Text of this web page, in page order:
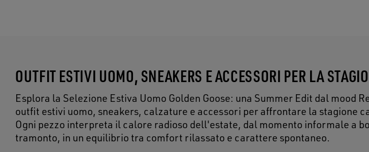
OUTFIT ESTIVI UOMO, SNEAKERS E ACCESSORI PER LA
Esplora la Selezione Estiva Uomo Golden Goose: una Summer Edit dal mood
outfit estivi uomo, sneakers, calzature e accessori per affrontare la stagione
Ogni pezzo interpreta il calore radioso dell'estate, dal momento informale a
tramonto, in un equilibrio tra comfort rilassato e carattere spontaneo.